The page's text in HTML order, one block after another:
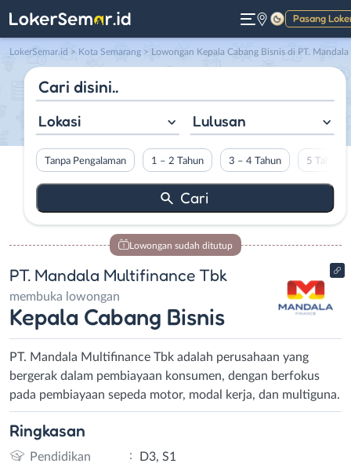
Pasang
Gelap
LokerSemar.id > Kota Semarang > Lowongan Kepala Cabang Bisnis di PT. Mandala Multifinance Tbk
Lokasi Lulusan
Tanpa Pengalaman 1 – 2 Tahun 3 – 4 Tahun 5 Tahun
Lowongan sudah ditutup
PT. Mandala Multifinance Tbk
membuka lowongan
Kepala Cabang Bisnis
PT. Mandala Multifinance Tbk adalah perusahaan yang
bergerak dalam pembiayaan konsumen, dengan berfokus
pada pembiayaan sepeda motor, modal kerja, dan multiguna.
Ringkasan
Pendidikan :
D3, S1